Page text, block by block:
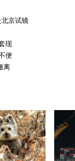
京试镜
现
便
离